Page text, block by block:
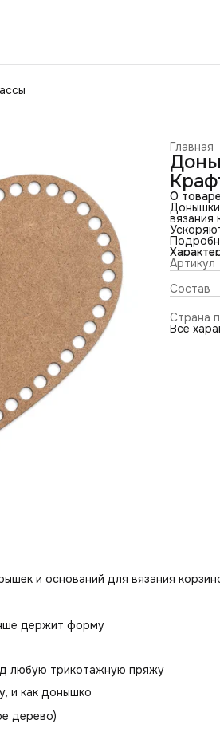
Главная
О товаре
Донышки
вязания
Изделие
Можно
Артикул
Состав
Страна
Все
и оснований для вязания
держит форму
любую трикотажную пряжу
и как донышко
дерево)